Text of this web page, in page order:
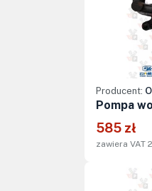
Producent:
Pompa
585 zł
zawiera VAT